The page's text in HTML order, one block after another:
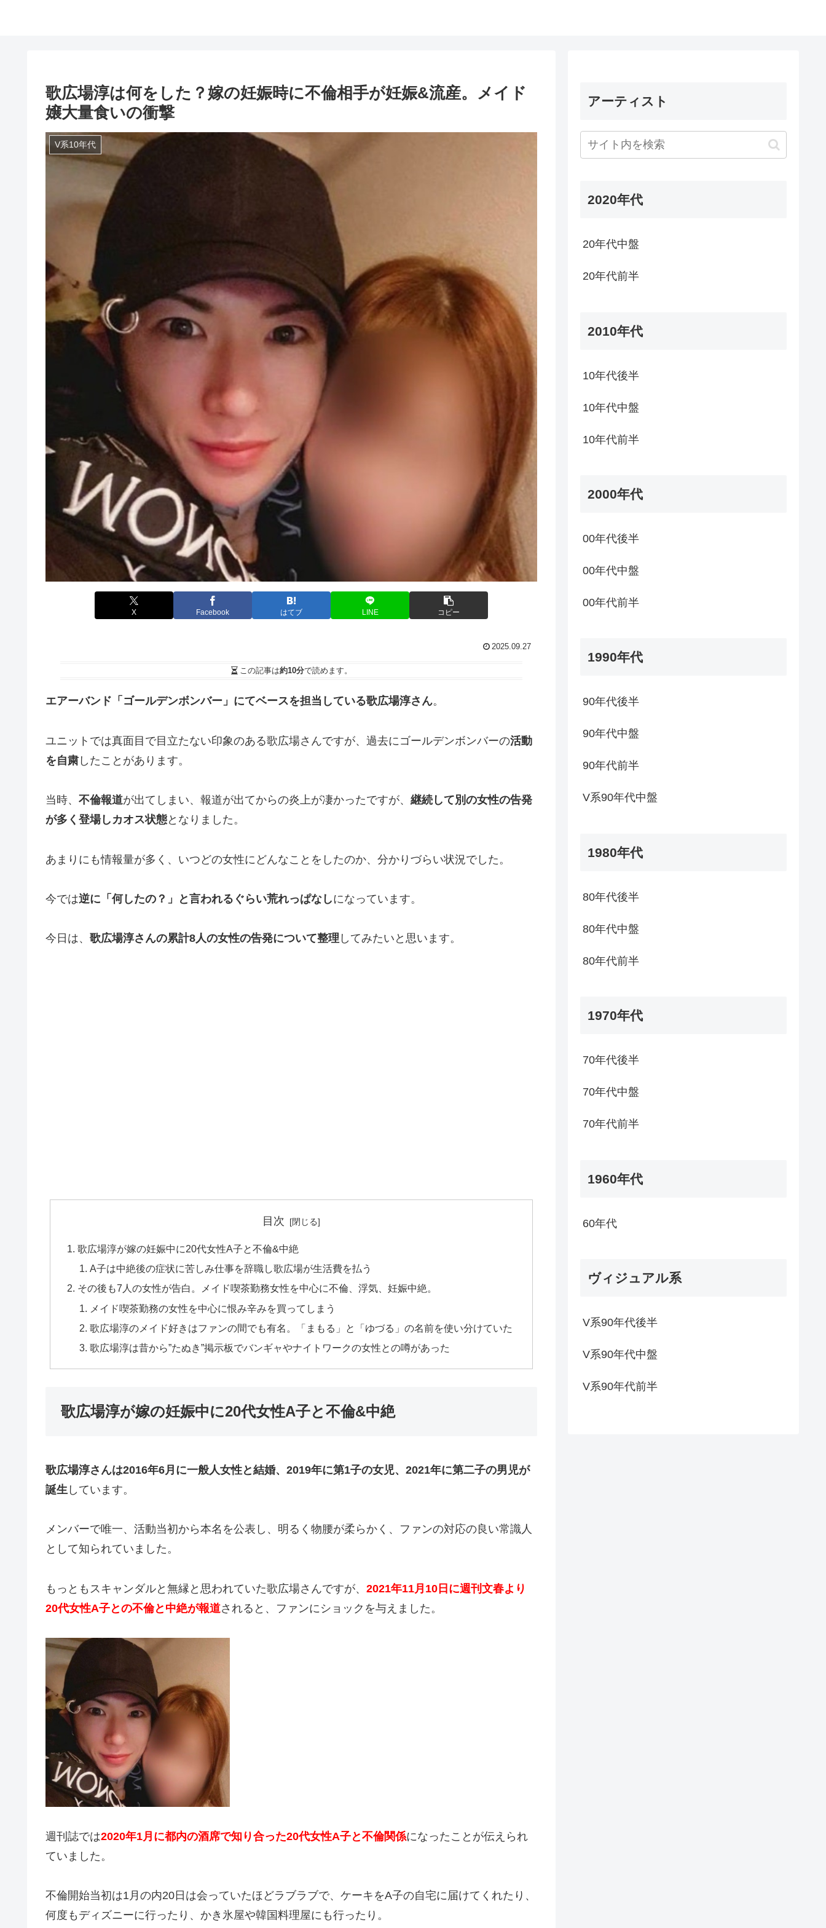
歌広場淳は何をした？嫁の妊娠時に不倫相手が妊娠&流産。メイド
嬢大量食いの衝撃
V系10年代
X Facebook はてブ LINE コピー
2025.09.27
この記事は約10分で読めます。
エアーバンド「ゴールデンボンバー」にてベースを担当している歌広場淳さん。
ユニットでは真面目で目立たない印象のある歌広場さんですが、過去にゴールデンボンバーの活動
を自粛 したことがあります。
当時、 不倫報道が出てしまい、報道が出てからの炎上が凄かったですが、 継続して別の女性の告発
が多く登場しカオス状態となりました。
あまりにも情報量が多く、いつどの女性にどんなことをしたのか、分かりづらい状況でした。
今では逆に「何したの？」と言われるぐらい荒れっぱなしになっています。
今日は、 歌広場淳さんの累計8人の女性の告発について整理 してみたいと思います。
目次
歌広場淳が嫁の妊娠中に20代女性A子と不倫&中絶
A子は中絶後の症状に苦しみ仕事を辞職し歌広場が生活費を払う
その後も7人の女性が告白。メイド喫茶勤務女性を中心に不倫、浮気、妊娠中絶。
メイド喫茶勤務の女性を中心に恨み辛みを買ってしまう
歌広場淳のメイド好きはファンの間でも有名。「まもる」と「ゆづる」の名前を使い分けていた
歌広場淳は昔から”たぬき”掲示板でバンギャやナイトワークの女性との噂があった
歌広場淳が嫁の妊娠中に20代女性A子と不倫&中絶
歌広場淳さんは2016年6月に一般人女性と結婚、2019年に第1子の女児、2021年に第二子の男児が
誕生 しています。
メンバーで唯一、活動当初から本名を公表し、明るく物腰が柔らかく、ファンの対応の良い常識人
として知られていました。
もっともスキャンダルと無縁と思われていた歌広場さんですが、 2021年11月10日に週刊文春より
20代女性A子との不倫と中絶が報道されると、ファンにショックを与えました。
週刊誌では2020年1月に都内の酒席で知り合った20代女性A子と不倫関係になったことが伝えられ
ていました。
不倫開始当初は1月の内20日は会っていたほどラブラブで、ケーキをA子の自宅に届けてくれたり、
何度もディズニーに行ったり、かき氷屋や韓国料理屋にも行ったり。
アーティスト
2020年代
20年代中盤
20年代前半
2010年代
10年代後半
10年代中盤
10年代前半
2000年代
00年代後半
00年代中盤
00年代前半
1990年代
90年代後半
90年代中盤
90年代前半
V系90年代中盤
1980年代
80年代後半
80年代中盤
80年代前半
1970年代
70年代後半
70年代中盤
70年代前半
1960年代
60年代
ヴィジュアル系
V系90年代後半
V系90年代中盤
V系90年代前半